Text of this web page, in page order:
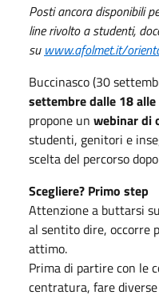
Posti ancora disponibili
line rivolto a studenti,
su www.afolmet.it/
Buccinasco (30
settembre dalle 18
propone un webinar di
studenti, genitori e
scelta del percorso
Scegliere? Primo step
Attenzione a buttarsi
al sentito dire, occorre
attimo.
Prima di partire con le
centratura, fare